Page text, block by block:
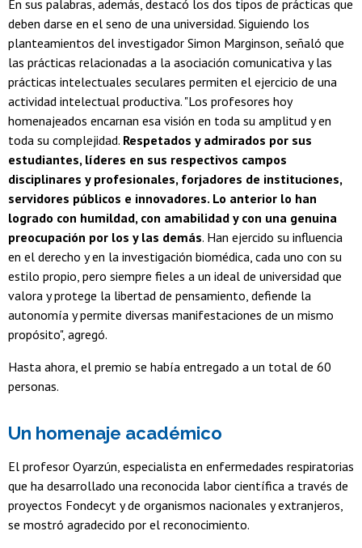
En sus palabras, además, destacó los dos tipos de prácticas que
deben darse en el seno de una universidad. Siguiendo los
planteamientos del investigador Simon Marginson, señaló que
las prácticas relacionadas a la asociación comunicativa y las
prácticas intelectuales seculares permiten el ejercicio de una
actividad intelectual productiva. "Los profesores hoy
homenajeados encarnan esa visión en toda su amplitud y en
toda su complejidad. Respetados y admirados por sus
estudiantes, líderes en sus respectivos campos
disciplinares y profesionales, forjadores de instituciones,
servidores públicos e innovadores. Lo anterior lo han
logrado con humildad, con amabilidad y con una genuina
preocupación por los y las demás. Han ejercido su influencia
en el derecho y en la investigación biomédica, cada uno con su
estilo propio, pero siempre fieles a un ideal de universidad que
valora y protege la libertad de pensamiento, defiende la
autonomía y permite diversas manifestaciones de un mismo
propósito", agregó.
Hasta ahora, el premio se había entregado a un total de 60
personas.
Un homenaje académico
El profesor Oyarzún, especialista en enfermedades respiratorias
que ha desarrollado una reconocida labor científica a través de
proyectos Fondecyt y de organismos nacionales y extranjeros,
se mostró agradecido por el reconocimiento.